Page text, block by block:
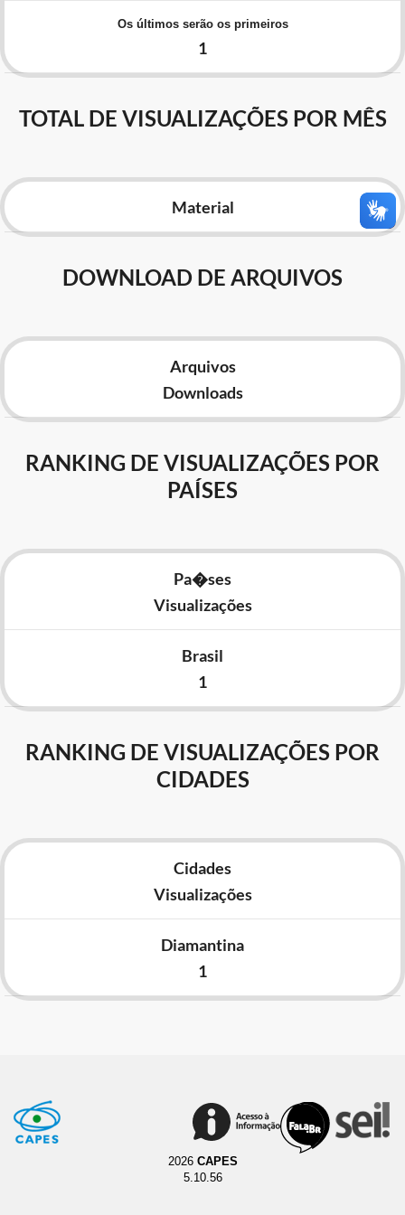
Advocacia-Geral da União
Banco Central do Brasil
Os últimos serão os primeiros
1
TOTAL DE VISUALIZAÇÕES POR MÊS
Material
DOWNLOAD DE ARQUIVOS
Arquivos
Downloads
RANKING DE VISUALIZAÇÕES POR
PAÍSES
Pa�ses
Visualizações
Brasil
1
RANKING DE VISUALIZAÇÕES POR
CIDADES
Cidades
Visualizações
Diamantina
1
2026 CAPES
5.10.56